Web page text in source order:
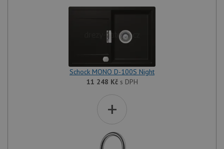
Schock MONO D-100S Night
11 248 Kčs DPH
+